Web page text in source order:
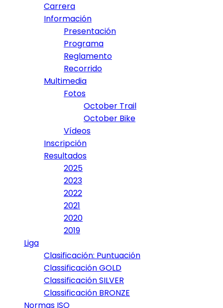
Carrera
Información
Presentación
Programa
Reglamento
Recorrido
Multimedia
Fotos
October Trail
October Bike
Vídeos
Inscripción
Resultados
2025
2023
2022
2021
2020
2019
Liga
Clasificación: Puntuación
Classificación GOLD
Classificación SILVER
Classificación BRONZE
Normas ISO